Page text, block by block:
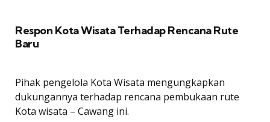
Respon Kota Wisata Terhadap Rencana Rute
Baru
Pihak pengelola Kota Wisata mengungkapkan
dukungannya terhadap rencana pembukaan rute
Kota wisata – Cawang ini.